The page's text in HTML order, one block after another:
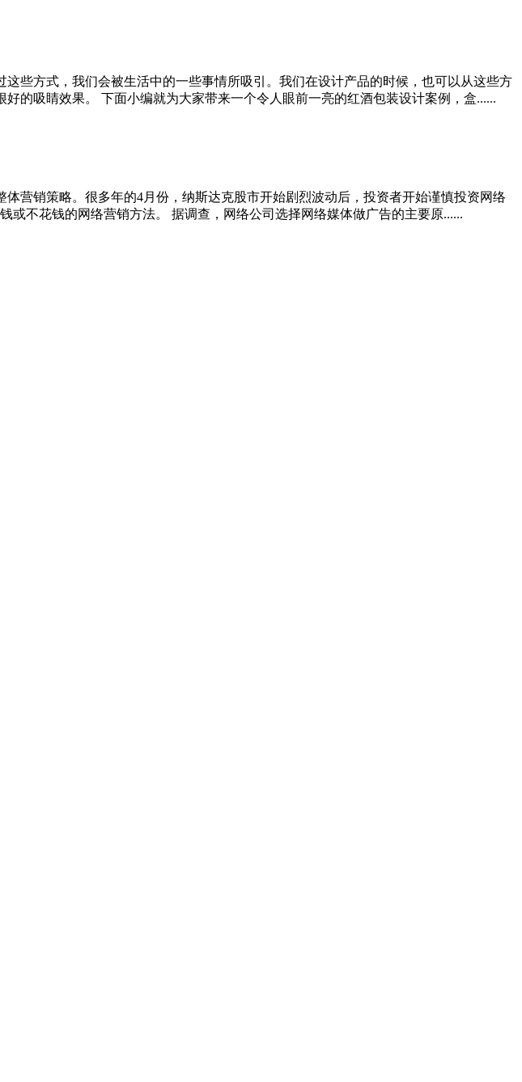
些方式，我们会被生活中的一些事情所吸引。我们在设计产品的时候，也可以从这些方
的吸睛效果。 下面小编就为大家带来一个令人眼前一亮的红酒包装设计案例，盒......
营销策略。很多年的4月份，纳斯达克股市开始剧烈波动后，投资者开始谨慎投资网络
不花钱的网络营销方法。 据调查，网络公司选择网络媒体做广告的主要原......